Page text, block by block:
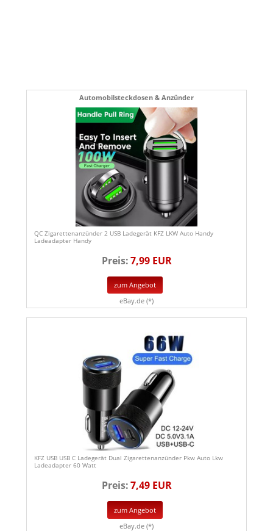
Automobilsteckdosen & Anzünder
QC Zigarettenanzünder 2 USB Ladegerät KFZ LKW Auto Handy
Ladeadapter Handy
Preis:7,99 EUR
zum Angebot
eBay.de (*)
KFZ USB USB C Ladegerät Dual Zigarettenanzünder Pkw Auto Lkw
Ladeadapter 60 Watt
Preis:7,49 EUR
zum Angebot
eBay.de (*)